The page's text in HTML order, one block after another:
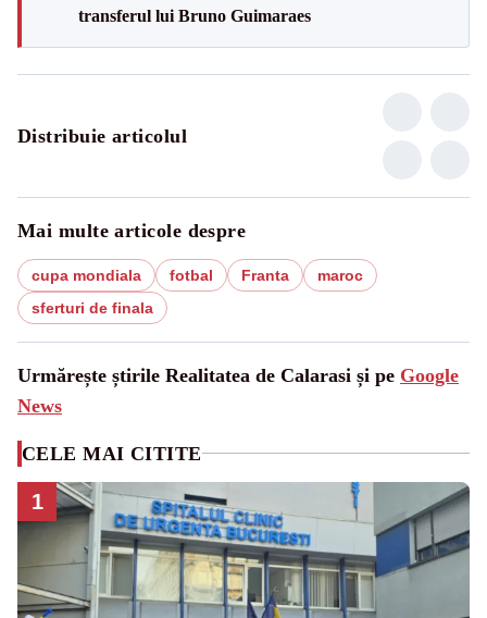
transferul lui Bruno Guimaraes
Distribuie articolul
Mai multe articole despre
cupa mondiala fotbal Franta
maroc
sferturi de finala
Urmărește știrile Realitatea de Calarasi și pe Google
News
CELE MAI CITITE
1